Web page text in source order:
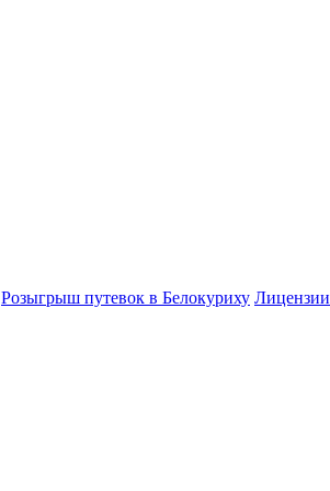
Розыгрыш путевок в Белокуриху